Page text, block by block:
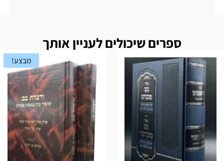
ספרים שיכולים לעניין אותך
מבצע!